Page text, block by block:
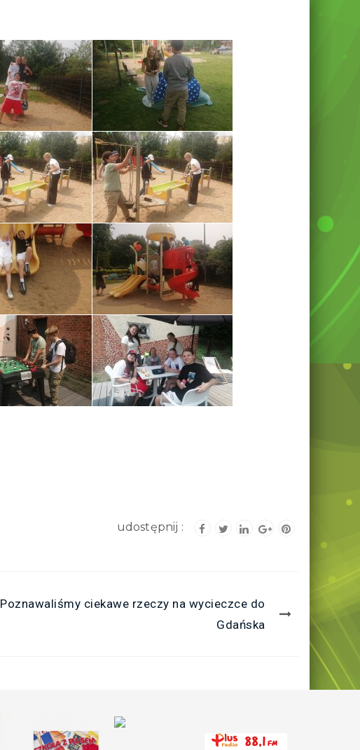
Poznawaliśmy ciekawe rzeczy na wycieczce do
Gdańska